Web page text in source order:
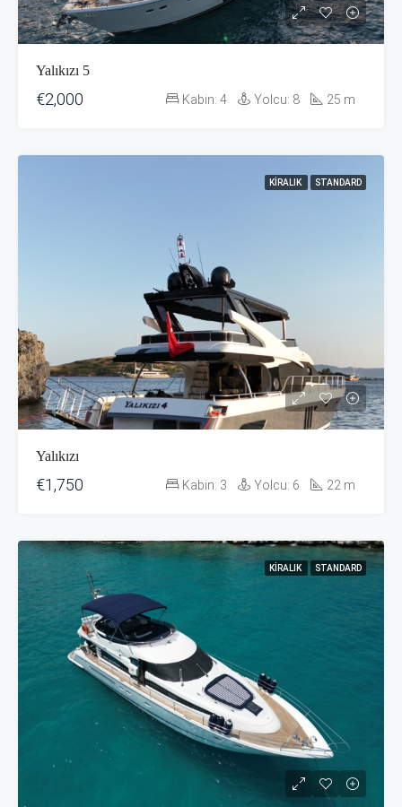
Yalıkızı 5
€2,000 Kabin: 4 Yolcu: 8 25 m
KIRALIK STANDARD
Yalıkızı
€1,750 Kabin: 3 Yolcu: 6 22 m
KIRALIK STANDARD